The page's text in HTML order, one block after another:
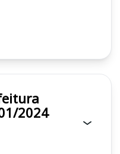
2024